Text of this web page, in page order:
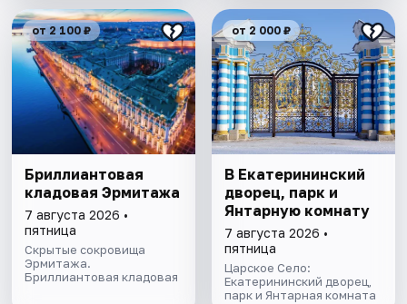
от 2 100 ₽
Бриллиантовая
кладовая Эрмитажа
7 августа 2026 •
пятница
Скрытые сокровища
Эрмитажа.
Бриллиантовая кладовая
от 2 000 ₽
В Екатерининский
дворец, парк и
Янтарную комнату
7 августа 2026 •
пятница
Царское Село:
Екатерининский дворец,
парк и Янтарная комната